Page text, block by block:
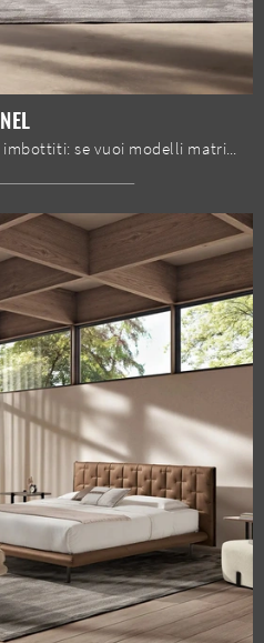
NEL
Clicca e scopri di più sui Letti imbottiti: se vuoi modelli matrimoniali design, il modello Nel Max Divani fa per te.